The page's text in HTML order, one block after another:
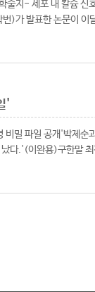
술지- 세포 내 칼슘 신
)가 발표한 논문이
'
밀 파일 공개'박제순
다.'(이완용)구한말